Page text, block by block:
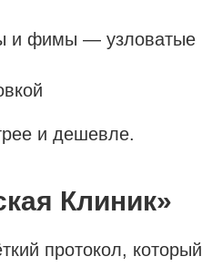
и фимы — узловатые
и дешевле.
Клиник»
протокол, который